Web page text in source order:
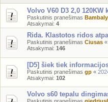
Volvo V60 D3 2,0 120KW
Paskutinis pranešimas
Atsakymai: 4
Rida. Klastotos ridos
Paskutinis pranešimas Ciusas «
Atsakymai: 146
[D5] šiek tiek
Paskutinis pranešimas gp «
Atsakymai: 102
Volvo s60 tepalu